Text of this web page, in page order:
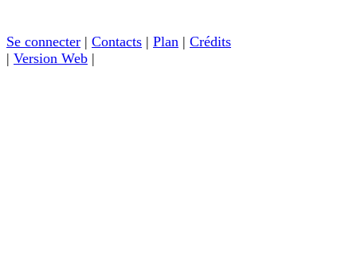
Se connecter | Contacts | Plan | Crédits
| Version Web |